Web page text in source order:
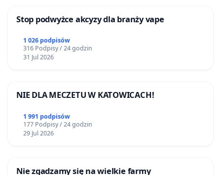
Stop podwyżce akcyzy dla branży vape
1 026 podpisów
316 Podpisy / 24 godzin
31 Jul 2026
NIE DLA MECZETU W KATOWICACH!
1 991 podpisów
177 Podpisy / 24 godzin
29 Jul 2026
Nie zgadzamy się na wielkie farmy